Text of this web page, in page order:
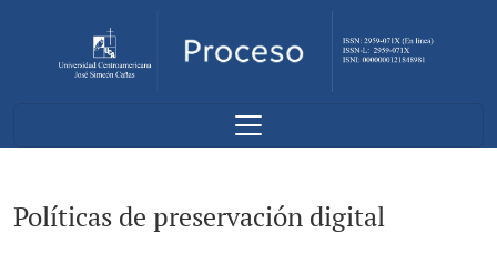
Políticas de preservación digital
Políticas de preservación digital